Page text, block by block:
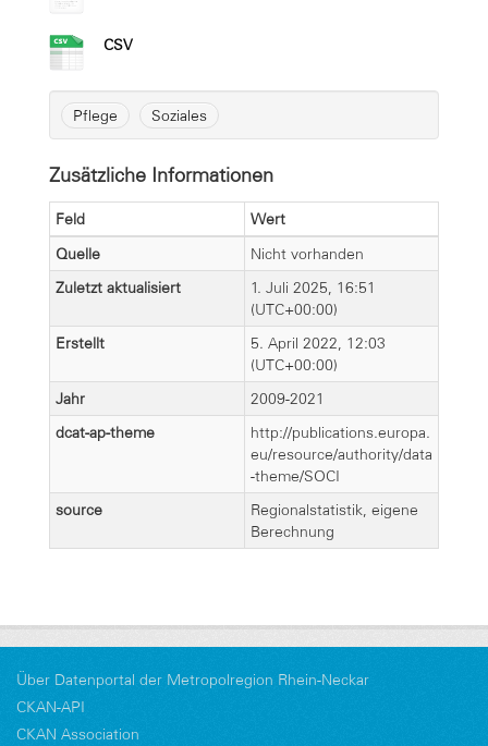
CSV
Pflege Soziales
Zusätzliche Informationen
Feld
Wert
Quelle
Nicht vorhanden
Zuletzt aktualisiert
1. Juli 2025, 16:51
(UTC+00:00)
Erstellt
5. April 2022, 12:03
(UTC+00:00)
Jahr
2009-2021
dcat-ap-theme
http://publications.europa.
eu/resource/authority/data
-theme/SOCI
source
Regionalstatistik, eigene
Berechnung
Über Datenportal der Metropolregion Rhein-Neckar
CKAN-API
CKAN Association